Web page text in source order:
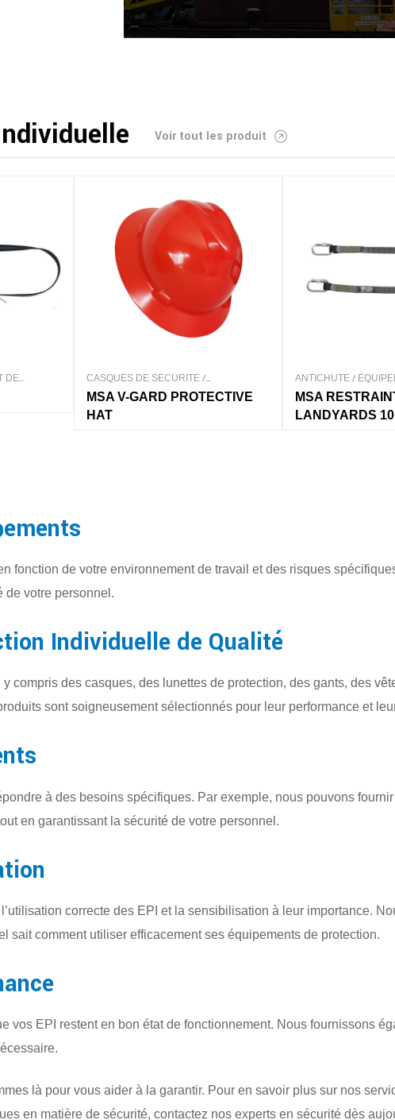
Voir tout les produit
ANTICHUTE/ EQUIPEMENT DE
PROTECTION INDIVIDUEL
MSA RESTRAINT
LANDYARDS 10FT
EQUIPEMENT DE
INDIVIDUEL/
MSA
fonction de votre environnement de travail et des risques
de votre personnel.
Individuelle de Qualité
compris des casques, des lunettes de protection, des gants, des
sont soigneusement sélectionnés pour leur performance et
à des besoins spécifiques. Par exemple, nous pouvons
en garantissant la sécurité de votre personnel.
correcte des EPI et la sensibilisation à leur importance.
sait comment utiliser efficacement ses équipements de protection.
vos EPI restent en bon état de fonctionnement. Nous fournissons
là pour vous aider à la garantir. Pour en savoir plus sur nos
en matière de sécurité, contactez nos experts en sécurité dès